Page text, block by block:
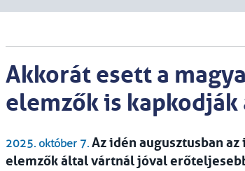
Akkorát esett a
elemzők is kapkodják
2025. október 7. Az idén augusztusban
elemzők által vártnál jóval